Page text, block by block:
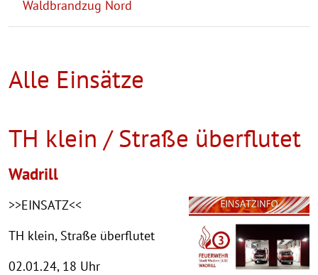
Waldbrandzug Nord
Alle Einsätze
TH klein / Straße überflutet
Wadrill
>>EINSATZ<<
TH klein, Straße überflutet
02.01.24, 18 Uhr